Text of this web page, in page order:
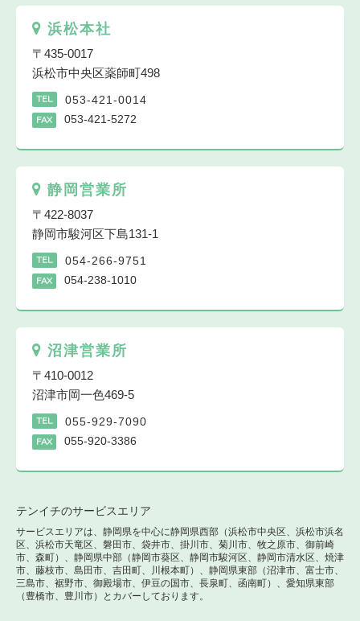
浜松本社
〒435-0017
浜松市中央区薬師町498
TEL 053-421-0014
FAX 053-421-5272
静岡営業所
〒422-8037
静岡市駿河区下島131-1
TEL 054-266-9751
FAX 054-238-1010
沼津営業所
〒410-0012
沼津市岡一色469-5
TEL 055-929-7090
FAX 055-920-3386
テンイチのサービスエリア
サービスエリアは、静岡県を中心に静岡県西部（浜松市中央区、浜松市浜名
区、浜松市天竜区、磐田市、袋井市、掛川市、菊川市、牧之原市、御前崎
市、森町）、静岡県中部（静岡市葵区、静岡市駿河区、静岡市清水区、焼津
市、藤枝市、島田市、吉田町、川根本町）、静岡県東部（沼津市、富士市、
三島市、裾野市、御殿場市、伊豆の国市、長泉町、函南町）、愛知県東部
（豊橋市、豊川市）とカバーしております。